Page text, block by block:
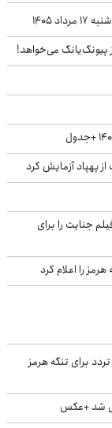
۱۴۰۵
پیونگ‌یانگ می‌خواهد!
پهپاد آزمایش کرد
جنایت را برای
را اعلام کرد
برای تنگه هرمز
شد +عکس